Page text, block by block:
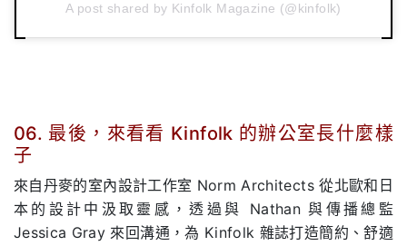
A post shared by Kinfolk Magazine (@kinfolk)
06. 最後，來看看 Kinfolk 的辦公室長什麼樣
子
來自丹麥的室內設計工作室 Norm Architects 從北歐和日
本的設計中汲取靈感，透過與 Nathan 與傳播總監
Jessica Gray 來回溝通，為 Kinfolk 雜誌打造簡約、舒適